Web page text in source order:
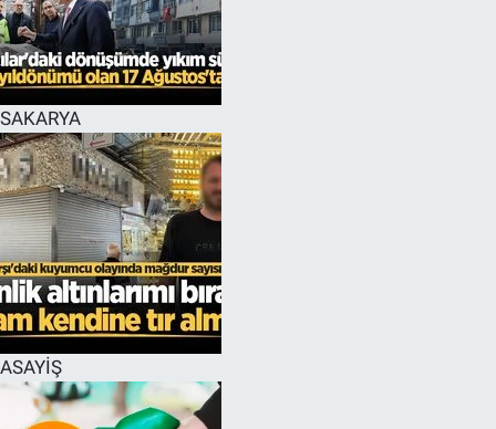
SAKARYA
ASAYİŞ
EĞİTİM
MAGAZİN
ÖZEL HABER
HALK54 PANORAMA